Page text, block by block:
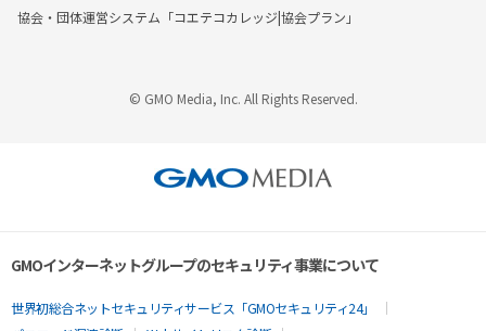
協会・団体運営システム「コエテコカレッジ|協会プラン」
© GMO Media, Inc. All Rights Reserved.
GMOインターネットグループのセキュリティ事業について
世界初総合ネットセキュリティサービス「GMOセキュリティ24」